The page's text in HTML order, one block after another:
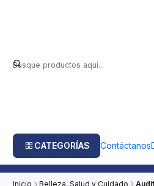
CATEGORÍAS Contáctanos
Inicio Belleza, Salud y Cuidado